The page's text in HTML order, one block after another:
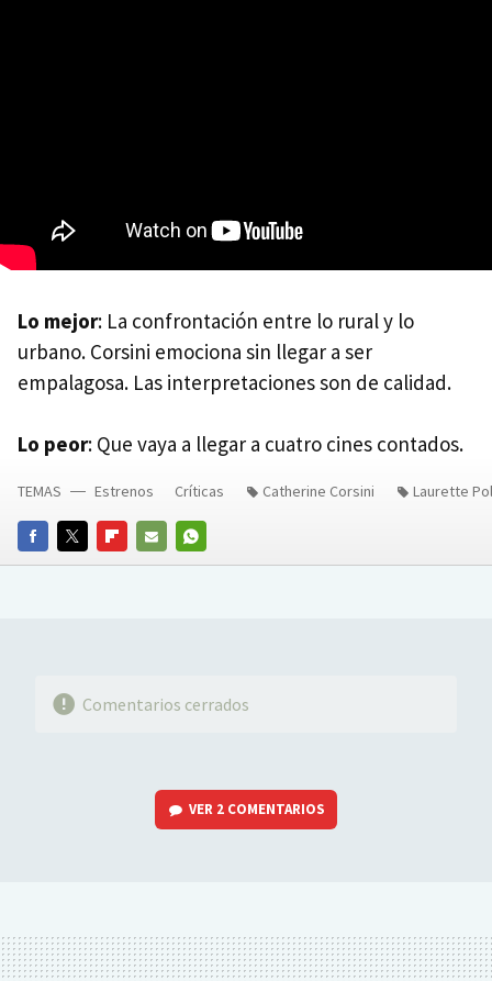
Lo mejor: La confrontación entre lo rural y lo
urbano. Corsini emociona sin llegar a ser
empalagosa. Las interpretaciones son de calidad.
Lo peor: Que vaya a llegar a cuatro cines contados.
FACEBOOKTWITTERFLIPBOARD
E-
WHATSAPP
TEMAS Estrenos Críticas Catherine Corsini Laurette
Comentarios cerrados
VER 2 COMENTARIOS